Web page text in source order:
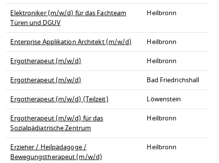
Elektroniker (m/w/d) für das Fachteam
Türen und DGUV
Heilbronn
Enterprise Applikation Architekt (m/w/d)
Heilbronn
Ergotherapeut (m/w/d)
Heilbronn
Ergotherapeut (m/w/d)
Bad Friedrichshall
Ergotherapeut (m/w/d) (Teilzeit)
Löwenstein
Ergotherapeut (m/w/d) für das
Sozialpädiatrische Zentrum
Heilbronn
Erzieher / Heilpädagoge /
Bewegungstherapeut (m/w/d)
Heilbronn